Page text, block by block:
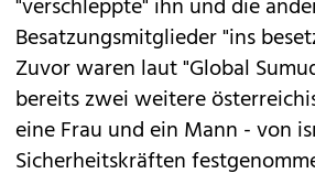
"verschleppte" ihn und die
Besatzungsmitglieder "ins
Zuvor waren laut "Global
bereits zwei weitere
eine Frau und ein Mann - von
Sicherheitskräften